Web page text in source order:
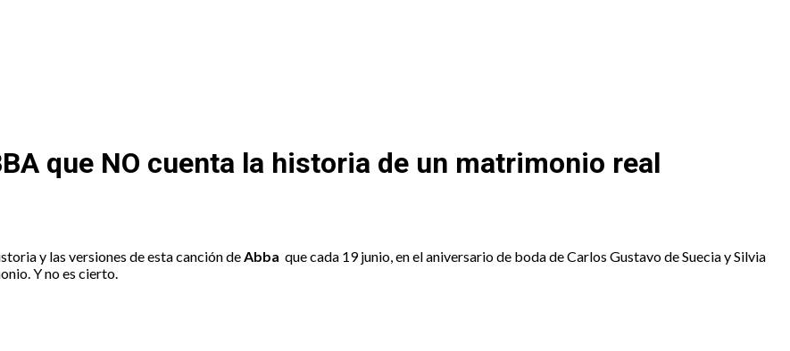
que NO cuenta la historia de un matrimonio real
y las versiones de esta canción de Abba que cada 19 junio, en el aniversario de boda de Carlos Gustavo de Suecia y Silvia
Y no es cierto.